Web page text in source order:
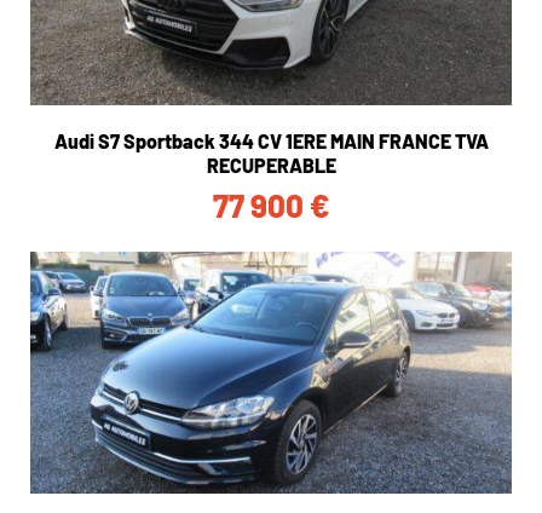
Audi S7 Sportback 344 CV 1ERE MAIN FRANCE TVA
RECUPERABLE
77 900 €